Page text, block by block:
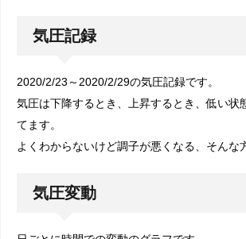
気圧記録
2020/2/23～2020/2/29の気圧記録です。
気圧は下降するとき、上昇するとき、低い
てます。
よくわからないけど調子が悪くなる、そんな
気圧変動